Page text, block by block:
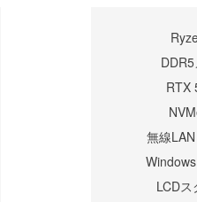
RTX
無線
LCD